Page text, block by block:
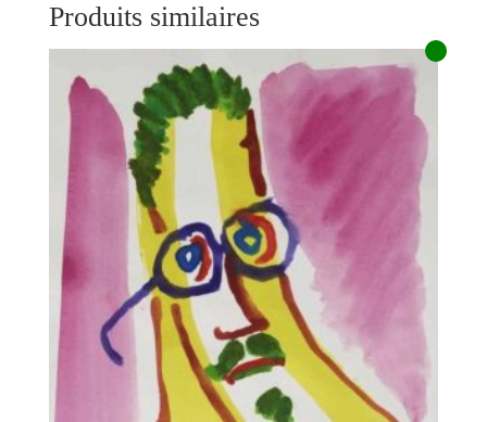
Produits similaires